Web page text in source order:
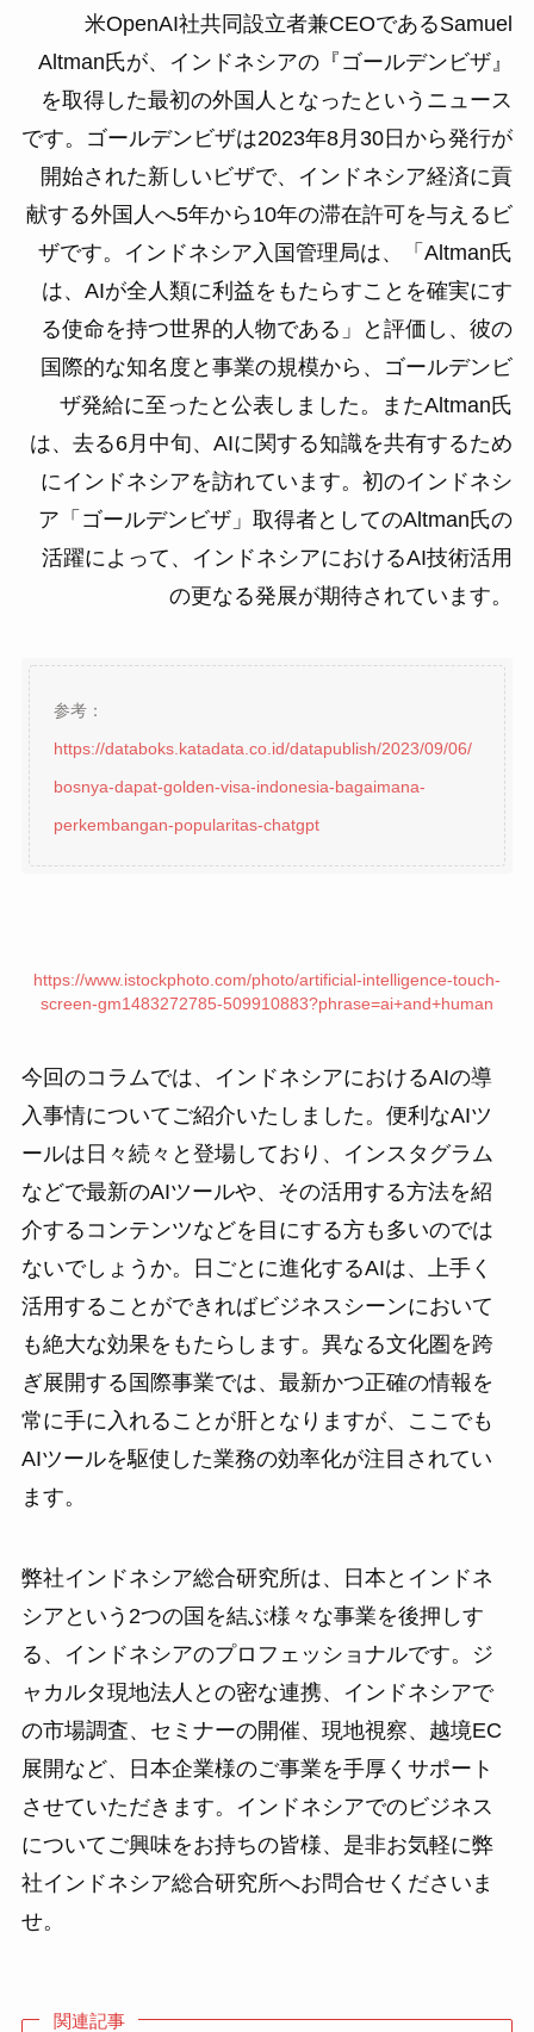
米OpenAI社共同設立者兼CEOであるSamuel
Altman氏が、インドネシアの『ゴールデンビザ』
を取得した最初の外国人となったというニュース
です。ゴールデンビザは2023年8月30日から発行が
開始された新しいビザで、インドネシア経済に貢
献する外国人へ5年から10年の滞在許可を与えるビ
ザです。インドネシア入国管理局は、「Altman氏
は、AIが全人類に利益をもたらすことを確実にす
る使命を持つ世界的人物である」と評価し、彼の
国際的な知名度と事業の規模から、ゴールデンビ
ザ発給に至ったと公表しました。またAltman氏
は、去る6月中旬、AIに関する知識を共有するため
にインドネシアを訪れています。初のインドネシ
ア「ゴールデンビザ」取得者としてのAltman氏の
活躍によって、インドネシアにおけるAI技術活用
の更なる発展が期待されています。
参考：
https://databoks.katadata.co.id/datapublish/2023/09/06/
bosnya-dapat-golden-visa-indonesia-bagaimana-
perkembangan-popularitas-chatgpt
https://www.istockphoto.com/photo/artificial-intelligence-touch-
screen-gm1483272785-509910883?phrase=ai+and+human
今回のコラムでは、インドネシアにおけるAIの導
入事情についてご紹介いたしました。便利なAIツ
ールは日々続々と登場しており、インスタグラム
などで最新のAIツールや、その活用する方法を紹
介するコンテンツなどを目にする方も多いのでは
ないでしょうか。日ごとに進化するAIは、上手く
活用することができればビジネスシーンにおいて
も絶大な効果をもたらします。異なる文化圏を跨
ぎ展開する国際事業では、最新かつ正確の情報を
常に手に入れることが肝となりますが、ここでも
AIツールを駆使した業務の効率化が注目されてい
ます。
弊社インドネシア総合研究所は、日本とインドネ
シアという2つの国を結ぶ様々な事業を後押しす
る、インドネシアのプロフェッショナルです。ジ
ャカルタ現地法人との密な連携、インドネシアで
の市場調査、セミナーの開催、現地視察、越境EC
展開など、日本企業様のご事業を手厚くサポート
させていただきます。インドネシアでのビジネス
についてご興味をお持ちの皆様、是非お気軽に弊
社インドネシア総合研究所へお問合せくださいま
せ。
関連記事